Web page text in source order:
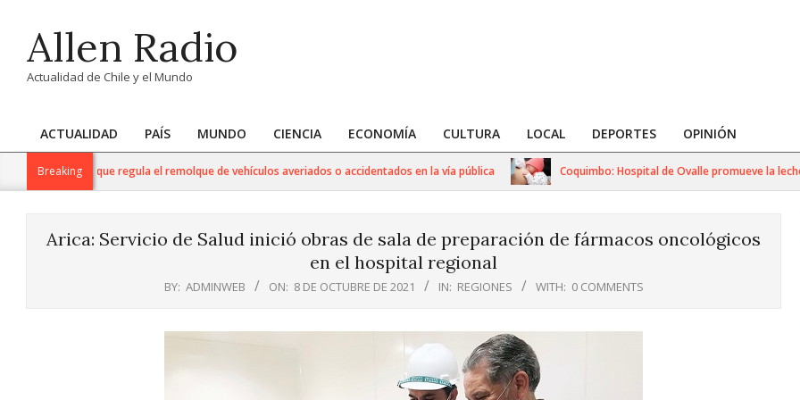
contentAllen Radio
Actualidad de Chile y el Mundo
Primary
Navigation
ACTUALIDAD PAÍS MUNDO CIENCIA ECONOMÍA CULTURA LOCAL DEPORTES OPINIÓN
Breaking
reglamento que regula el remolque de vehículos averiados o accidentados en la vía pública Coquimbo: Hospital de Ovalle promueve la leche
Arica: Servicio de Salud inició obras de sala de preparación de fármacos oncológicos
en el hospital regional
BY: ADMINWEB ON: 8 DE OCTUBRE DE 2021 IN: REGIONES WITH: 0 COMMENTS